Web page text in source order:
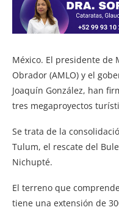
México. El presidente de
Obrador (AMLO) y el
Joaquín González, han
tres megaproyectos
Se trata de la
Tulum, el rescate del
Nichupté.
El terreno que
tiene una extensión de